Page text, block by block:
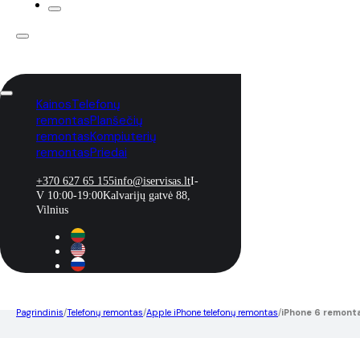
KainosTelefonų
remontasPlanšečių
remontasKompiuterių
remontasPriedai
+370 627 65 155info@iservisas.ltI-
V 10:00-19:00Kalvarijų gatvė 88,
Vilnius
Pagrindinis/Telefonų remontas/Apple iPhone telefonų remontas/iPhone 6